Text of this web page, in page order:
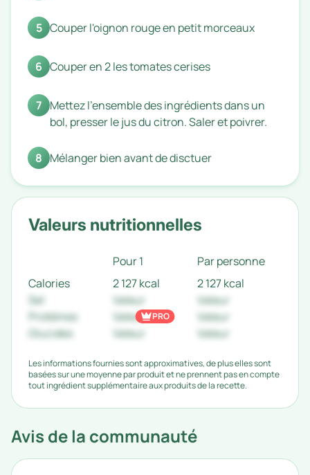
5 Couper l'oignon rouge en petit morceaux
6 Couper en 2 les tomates cerises
7 Mettez l'ensemble des ingrédients dans un
bol, presser le jus du citron. Saler et poivrer.
8 Mélanger bien avant de disctuer
Valeurs nutritionnelles
Pour 1
Par personne
Calories
2 127 kcal
2 127 kcal
Sel
Valeur
Valeur
Protéines
Valeur
Valeur
Glucides
Valeur Valeur
PRO
Les informations fournies sont approximatives, de plus elles sont
basées sur une moyenne par produit et ne prennent pas en compte
tout ingrédient supplémentaire aux produits de la recette.
Avis de la communauté